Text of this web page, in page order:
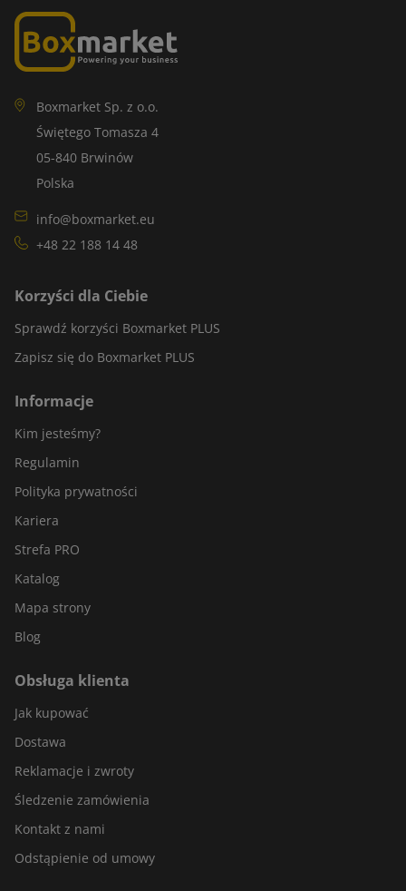
Boxmarket Sp. z o.o.
Świętego Tomasza 4
05-840 Brwinów
Polska
info@boxmarket.eu
+48 22 188 14 48
Korzyści dla Ciebie
Sprawdź korzyści Boxmarket PLUS
Zapisz się do Boxmarket PLUS
Informacje
Kim jesteśmy?
Regulamin
Polityka prywatności
Kariera
Strefa PRO
Katalog
Mapa strony
Blog
Obsługa klienta
Jak kupować
Dostawa
Reklamacje i zwroty
Śledzenie zamówienia
Kontakt z nami
Odstąpienie od umowy